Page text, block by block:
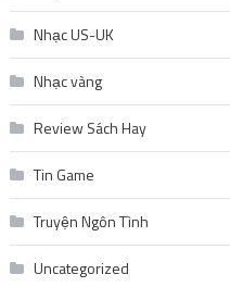
Nhạc US-UK
Nhạc vàng
Review Sách Hay
Tin Game
Truyện Ngôn Tình
Uncategorized